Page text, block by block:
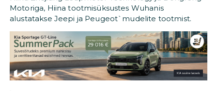
Motoriga, Hiina tootmisüksustes Wuhanis
alustatakse Jeepi ja Peugeot`mudelite tootmist.